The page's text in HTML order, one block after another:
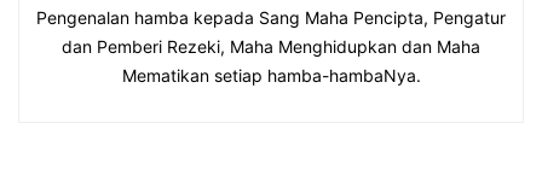
Pengenalan hamba kepada Sang Maha Pencipta, Pengatur
dan Pemberi Rezeki, Maha Menghidupkan dan Maha
Mematikan setiap hamba-hambaNya.